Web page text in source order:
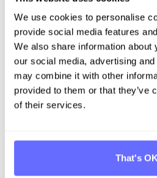
We use cookies to personalise
provide social media features
We also share information about
our social media, advertising
may combine it with other
provided to them or that they’ve
of their services.
That's
Entdecken Sie
Ihre
Nachhaltigkeit
Demo buchen